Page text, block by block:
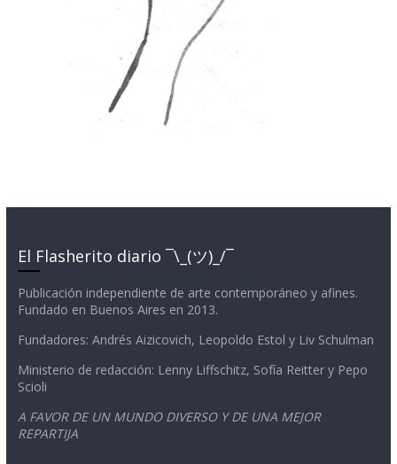
El Flasherito diario ¯\_(ツ)_/¯
Publicación independiente de arte contemporáneo y afines.
Fundado en Buenos Aires en 2013.
Fundadores: Andrés Aizicovich, Leopoldo Estol y Liv Schulman
Ministerio de redacción: Lenny Liffschitz, Sofía Reitter y Pepo
Scioli
A FAVOR DE UN MUNDO DIVERSO Y DE UNA MEJOR
REPARTIJA